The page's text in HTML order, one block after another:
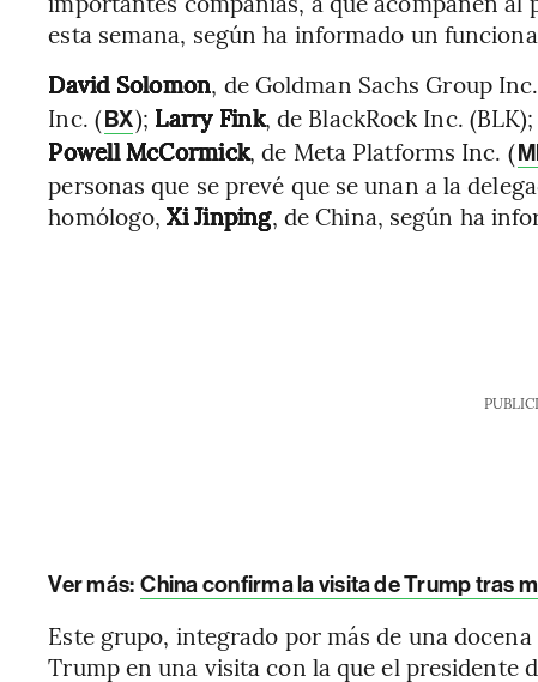
esta semana, según ha informado un
David Solomon, de Goldman Sachs Group
Inc. (BX); Larry Fink, de BlackRock Inc. (BLK);
Powell McCormick, de Meta Platforms Inc. (
personas que se prevé que se unan a la
homólogo,Xi Jinping, de China, según ha
Ver más: China confirma la visita de Trump tras
Este grupo, integrado por más de una
Trump en una visita con la que el presidente